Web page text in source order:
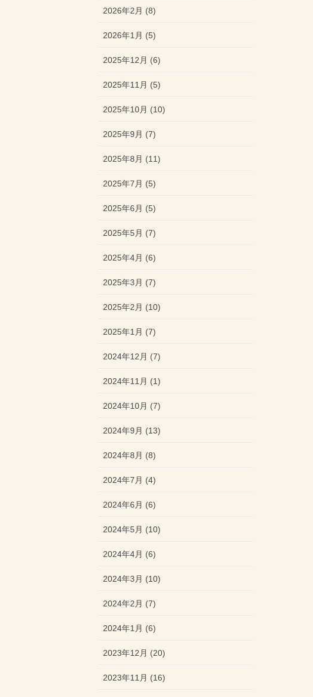
2026年2月 (8)
2026年1月 (5)
2025年12月 (6)
2025年11月 (5)
2025年10月 (10)
2025年9月 (7)
2025年8月 (11)
2025年7月 (5)
2025年6月 (5)
2025年5月 (7)
2025年4月 (6)
2025年3月 (7)
2025年2月 (10)
2025年1月 (7)
2024年12月 (7)
2024年11月 (1)
2024年10月 (7)
2024年9月 (13)
2024年8月 (8)
2024年7月 (4)
2024年6月 (6)
2024年5月 (10)
2024年4月 (6)
2024年3月 (10)
2024年2月 (7)
2024年1月 (6)
2023年12月 (20)
2023年11月 (16)